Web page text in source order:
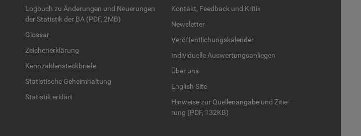
Log­buch zu Än­de­run­gen und Neue­run­gen
der Sta­tis­tik der BA (PDF, 2MB)
Glos­sar
Zei­chen­er­klä­rung
Kenn­zah­len­steck­brie­fe
Sta­tis­ti­sche Ge­heim­hal­tung
Sta­tis­tik er­klärt
Kon­takt, Feed­back und Kri­tik
News­let­ter
Ver­öf­fent­li­chungs­ka­len­der
In­di­vi­du­el­le Aus­wer­tungs­an­lie­gen
Über uns
English Site
Hin­wei­se zur Quel­len­an­ga­be und Zi­tie­
rung (PDF, 132KB)